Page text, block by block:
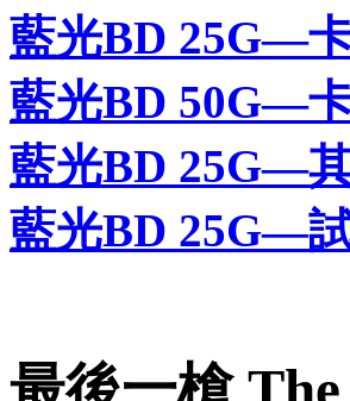
藍光BD 25G—
藍光BD 50G—
藍光BD 25G—
藍光BD 25G—